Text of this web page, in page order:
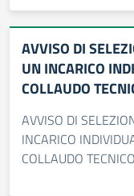
AVVISO DI
UN INCARICO
COLLAUDO
AVVISO DI
INCARICO
COLLAUDO